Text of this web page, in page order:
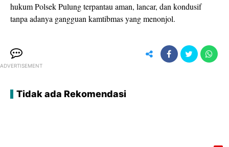
hukum Polsek Pulung terpantau aman, lancar, dan kondusif
tanpa adanya gangguan kamtibmas yang menonjol.
ADVERTISEMENT
Tidak ada Rekomendasi